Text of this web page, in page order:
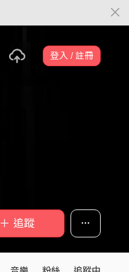
登入 / 註冊
＋ 追蹤